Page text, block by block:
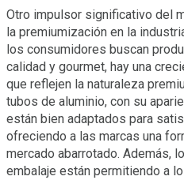
Otro impulsor significativo del
la premiumización en la
los consumidores buscan
calidad y gourmet, hay una
que reflejen la naturaleza
tubos de aluminio, con su
están bien adaptados para
ofreciendo a las marcas una
mercado abarrotado. Además,
embalaje están permitiendo a